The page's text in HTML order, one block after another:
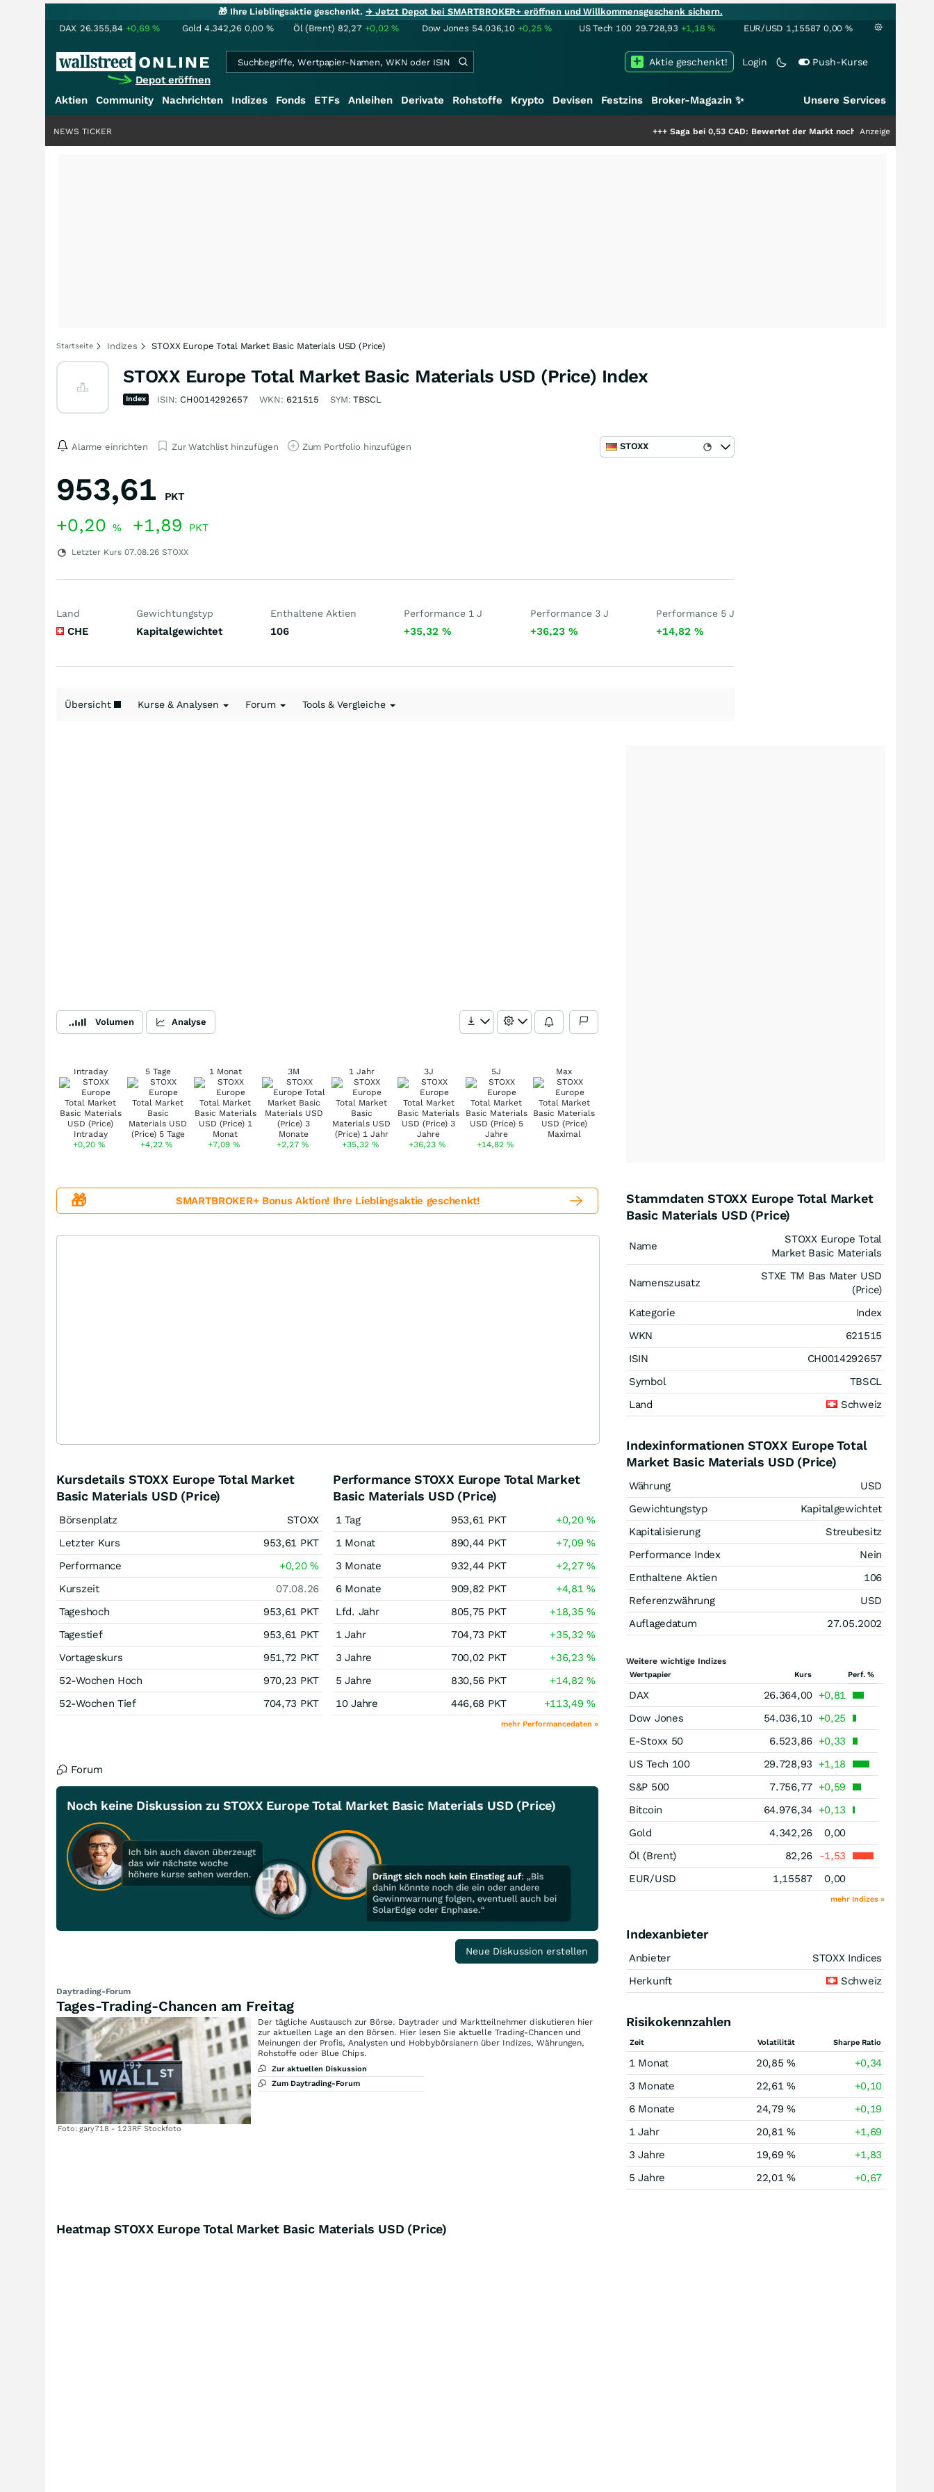
🎁 Ihre Lieblingsaktie geschenkt.→ Jetzt Depot bei SMARTBROKER+ eröffnen und Willkommensgeschenk sichern.
DAX 26.355,84 +0,69% Gold 4.342,26 0,00 % Öl (Brent) 82,27 +0,02% Dow Jones 54.036,10 +0,25% US Tech 100 29.728,93 +1,18% EUR/USD 1,15587 0,00 %
Depot eröffnen
Login Push-Kurse
Aktie geschenkt!
Aktien Community Nachrichten Indizes Fonds ETFs Anleihen Derivate Rohstoffe Krypto Devisen Festzins Broker-Magazin ✨ Unsere Services
Saga bei 0,53 CAD: Bewertet der Markt noch immer nur die Hälfte der
Anzeige
NEWS TICKER
Startseite Indizes STOXX Europe Total Market Basic Materials USD (Price)
STOXX Europe Total Market Basic Materials USD (Price) Index
Index ISIN: CH0014292657 WKN: 621515 SYM:TBSCL
Alarme einrichten Zur Watchlist hinzufügen Zum Portfolio hinzufügen STOXX
953,61 PKT
+0,20 % +1,89 PKT
Letzter Kurs 07.08.26 STOXX
Land
CHE
Gewichtungstyp
Kapitalgewichtet
Enthaltene Aktien
106
Performance 1 J
+35,32%
Performance 3 J
+36,23 %
Performance 5 J
+14,82 %
Übersicht Kurse & Analysen Forum Tools & Vergleiche
Volumen Analyse
Intraday
+0,20%
5 Tage
+4,22%
1 Monat
+7,09%
3M
+2,27 %
1 Jahr
+35,32 %
3J
+36,23%
5J
+14,82 %
Max
🎁 SMARTBROKER+ Bonus Aktion! Ihre Lieblingsaktie geschenkt!
Kursdetails STOXX Europe Total Market
Basic Materials USD (Price)
Börsenplatz
STOXX
Letzter Kurs
953,61 PKT
Performance
+0,20%
Kurszeit
07.08.26
Tageshoch
953,61 PKT
Tagestief
953,61 PKT
Vortageskurs
951,72 PKT
52-Wochen Hoch
970,23 PKT
52-Wochen Tief
704,73 PKT
Performance STOXX Europe Total Market
Basic Materials USD (Price)
1 Tag 953,61 PKT +0,20%
1 Monat
890,44 PKT +7,09%
3 Monate
932,44 PKT +2,27%
6 Monate
909,82 PKT +4,81%
Lfd. Jahr
805,75 PKT +18,35%
1 Jahr
704,73 PKT +35,32%
3 Jahre
700,02 PKT +36,23%
5 Jahre
830,56 PKT +14,82%
10 Jahre
446,68 PKT +113,49%
mehr Performancedaten »
Forum
Noch keine Diskussion zu STOXX Europe Total Market Basic Materials USD (Price)
Neue Diskussion erstellen
Daytrading-Forum
Tages-Trading-Chancen am Freitag
Foto: gary718 - 123RF Stockfoto
Der tägliche Austausch zur Börse. Daytrader und Marktteilnehmer diskutieren hier
zur aktuellen Lage an den Börsen. Hier lesen Sie aktuelle Trading-Chancen und
Meinungen der Profis, Analysten und Hobbybörsianern über Indizes, Währungen,
Rohstoffe oder Blue Chips.
Zur aktuellen Diskussion
Zum Daytrading-Forum
Stammdaten STOXX Europe Total Market
Basic Materials USD (Price)
Name
STOXX Europe Total
Market Basic Materials
Namenszusatz
STXE TM Bas Mater USD
(Price)
Kategorie
Index
WKN
621515
ISIN
CH0014292657
Symbol
TBSCL
Land
Schweiz
Indexinformationen STOXX Europe Total
Market Basic Materials USD (Price)
Währung
USD
Gewichtungstyp
Kapitalgewichtet
Kapitalisierung
Streubesitz
Performance Index
Nein
Enthaltene Aktien
106
Referenzwährung
USD
Auflagedatum
27.05.2002
Weitere wichtige Indizes
Wertpapier Kurs Perf. %
DAX 26.364,00 +0,81
Dow Jones
54.036,10 +0,25
E-Stoxx 50
6.523,86 +0,33
US Tech 100
29.728,93
+1,18
S&P 500
7.756,77 +0,59
Bitcoin
64.976,34 +0,13
Gold
4.342,26
0,00
Öl (Brent)
82,26
-1,53
EUR/USD
1,15587 0,00
mehr Indizes »
Indexanbieter
Anbieter
STOXX Indices
Herkunft
Schweiz
Risikokennzahlen
Zeit Volatilität Sharpe Ratio
1 Monat 20,85 %
+0,34
3 Monate
22,61 %
+0,10
6 Monate
24,79 %
+0,19
1 Jahr
20,81 %
+1,69
3 Jahre
19,69 %
+1,83
5 Jahre
22,01 % +0,67
Heatmap STOXX Europe Total Market Basic Materials USD (Price)